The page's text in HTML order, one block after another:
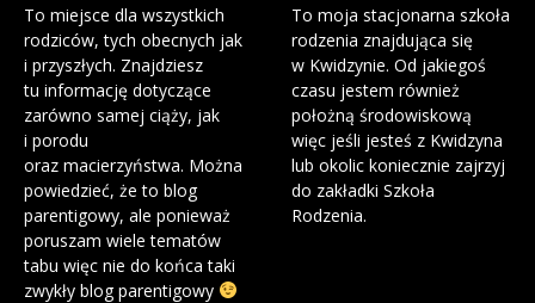
To miejsce dla wszystkich
rodziców, tych obecnych jak
i przyszłych. Znajdziesz
tu informację dotyczące
zarówno samej ciąży, jak
i porodu
oraz macierzyństwa. Można
powiedzieć, że to blog
parentigowy, ale ponieważ
poruszam wiele tematów
tabu więc nie do końca taki
zwykły blog parentigowy
To moja stacjonarna szkoła
rodzenia znajdująca się
w Kwidzynie. Od jakiegoś
czasu jestem również
położną środowiskową
więc jeśli jesteś z Kwidzyna
lub okolic koniecznie zajrzyj
do zakładki Szkoła
Rodzenia.